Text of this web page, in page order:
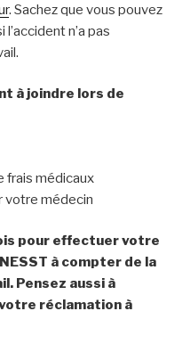
. Sachez que vous pouvez
n’a pas
à joindre lors de
frais médicaux
votre médecin
pour effectuer votre
à compter de la
Pensez aussi à
réclamation à